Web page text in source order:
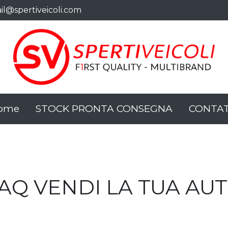
STOCK PRONTA CONSEGNA
VENDI LA TUA